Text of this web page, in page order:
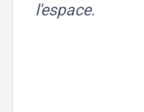
l'espace.